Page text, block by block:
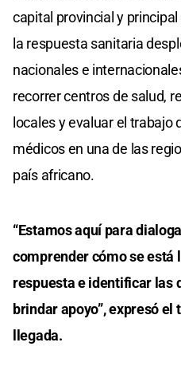
capital provincial y
la respuesta sanitaria
nacionales e
recorrer centros de salud,
locales y evaluar el trabajo
médicos en una de las
país africano.
“Estamos aquí para
comprender cómo se está
respuesta e identificar las
brindar apoyo”, expresó el
llegada.